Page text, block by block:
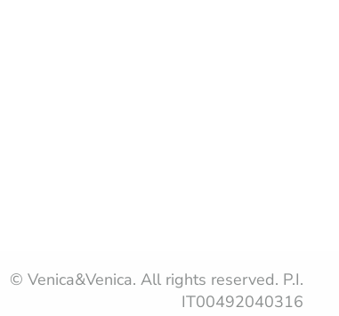
© Venica&Venica. All rights reserved. P.I.
IT00492040316